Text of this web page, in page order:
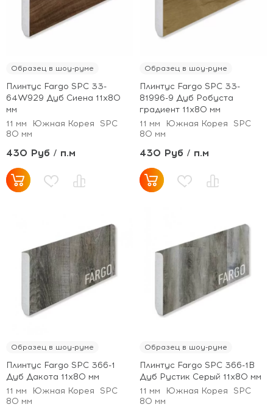
Образец в шоу-руме
Плинтус Fargo SPC 33-
64W929 Дуб Сиена 11х80
мм
11 мм
Южная Корея
SPC
80 мм
430 Руб / п.м
Образец в шоу-руме
Плинтус Fargo SPC 33-
81996-9 Дуб Робуста
градиент 11х80 мм
11 мм
Южная Корея
SPC
80 мм
430 Руб / п.м
Образец в шоу-руме
Плинтус Fargo SPC 366-1
Дуб Дакота 11х80 мм
11 мм
Южная Корея
SPC
80 мм
Образец в шоу-руме
Плинтус Fargo SPC 366-1B
Дуб Рустик Серый 11х80 мм
11 мм
Южная Корея
SPC
80 мм